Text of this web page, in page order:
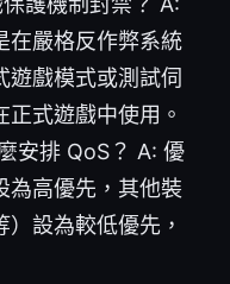
在嚴格反作弊系統
遊戲模式或測試伺
式遊戲中使用。
安排 QoS？ A: 優
為高優先，其他裝
設為較低優先，